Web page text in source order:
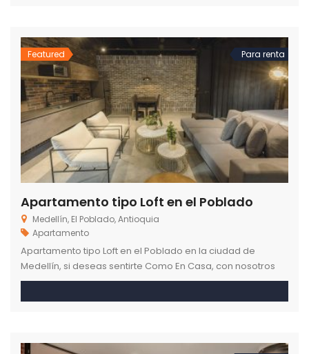
Featured Para renta
Apartamento tipo Loft en el Poblado
Medellín, El Poblado, Antioquia
Apartamento
Apartamento tipo Loft en el Poblado en la ciudad de
Medellín, si deseas sentirte Como En Casa, con nosotros
tienes el lugar ideal para vivir.